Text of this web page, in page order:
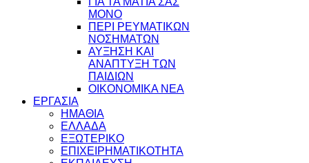
ΜΟΝΟ
ΠΕΡΙ ΡΕΥΜΑΤΙΚΩΝ
ΝΟΣΗΜΑΤΩΝ
ΑΥΞΗΣΗ ΚΑΙ
ΑΝΑΠΤΥΞΗ ΤΩΝ
ΠΑΙΔΙΩΝ
ΟΙΚΟΝΟΜΙΚΑ ΝΕΑ
ΕΡΓΑΣΙΑ
ΗΜΑΘΙΑ
ΕΛΛΑΔΑ
ΕΞΩΤΕΡΙΚΟ
ΕΠΙΧΕΙΡΗΜΑΤΙΚΟΤΗΤΑ